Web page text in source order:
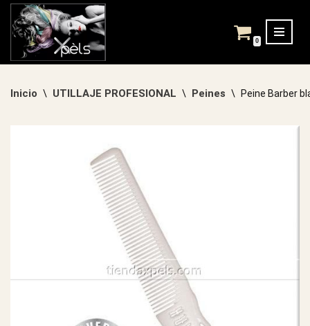
Saltar
0
Inicio \ UTILLAJE PROFESIONAL \ Peines \ Peine Barber